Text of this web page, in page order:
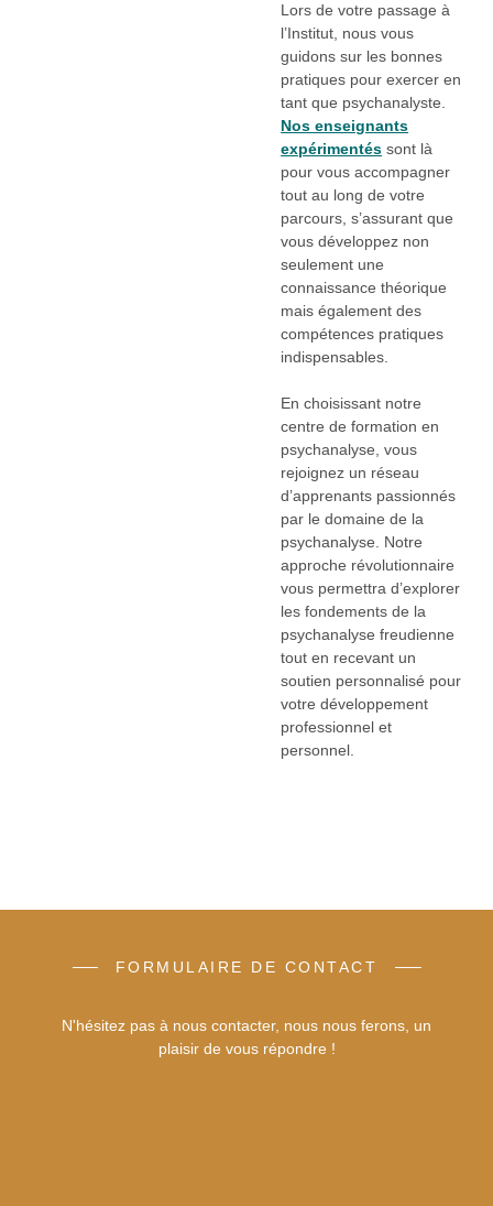
Lors de votre passage à
l’Institut, nous vous
guidons sur les bonnes
pratiques pour exercer en
tant que psychanalyste.
Nos enseignants
expérimentés sont là
pour vous accompagner
tout au long de votre
parcours, s’assurant que
vous développez non
seulement une
connaissance théorique
mais également des
compétences pratiques
indispensables.
En choisissant notre
centre de formation en
psychanalyse, vous
rejoignez un réseau
d’apprenants passionnés
par le domaine de la
psychanalyse. Notre
approche révolutionnaire
vous permettra d’explorer
les fondements de la
psychanalyse freudienne
tout en recevant un
soutien personnalisé pour
votre développement
professionnel et
personnel.
FORMULAIRE DE CONTACT
N'hésitez pas à nous contacter, nous nous ferons, un
plaisir de vous répondre !